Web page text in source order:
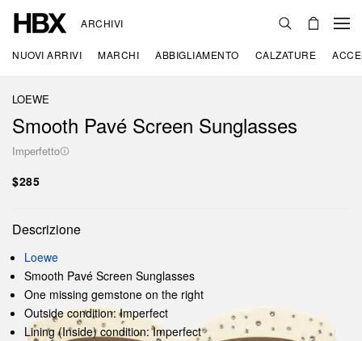
ARCHIVI
NUOVI ARRIVI MARCHI ABBIGLIAMENTO CALZATURE
LOEWE
Smooth Pavé Screen Sunglasses
Imperfetto
$285
Descrizione
Loewe
Smooth Pavé Screen Sunglasses
One missing gemstone on the right
Outside condition: Imperfect
Lining (Inside) condition: Imperfect